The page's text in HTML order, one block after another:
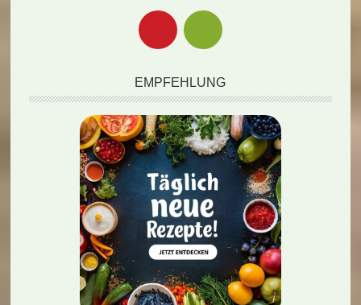
EMPFEHLUNG